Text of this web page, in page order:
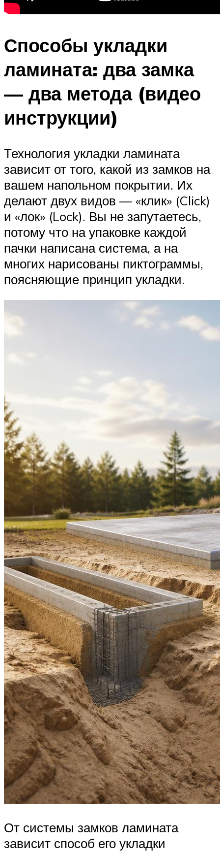
Способы укладки
ламината: два замка
— два метода (видео
инструкции)
Технология укладки ламината
зависит от того, какой из замков на
вашем напольном покрытии. Их
делают двух видов — «клик» (Click)
и «лок» (Lock). Вы не запутаетесь,
потому что на упаковке каждой
пачки написана система, а на
многих нарисованы пиктограммы,
поясняющие принцип укладки.
От системы замков ламината
зависит способ его укладки